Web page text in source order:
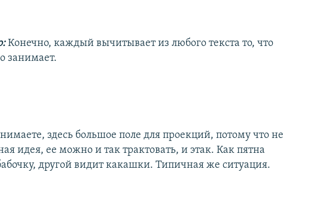
Конечно, каждый вычитывает из любого текста то, что
занимает.
здесь большое поле для проекций, потому что не
идея, ее можно и так трактовать, и этак. Как пятна
другой видит какашки. Типичная же ситуация.